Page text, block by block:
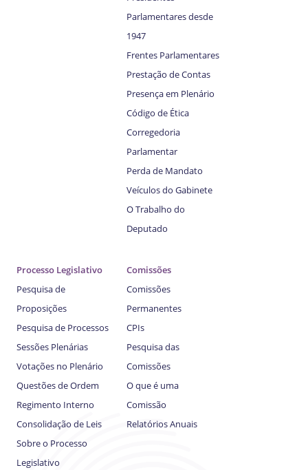
Parlamentares desde
1947
Frentes Parlamentares
Prestação de Contas
Presença em Plenário
Código de Ética
Corregedoria
Parlamentar
Perda de Mandato
Veículos do Gabinete
O Trabalho do
Deputado
Processo Legislativo
Pesquisa de
Proposições
Pesquisa de Processos
Sessões Plenárias
Votações no Plenário
Questões de Ordem
Regimento Interno
Consolidação de Leis
Sobre o Processo
Legislativo
Comissões
Comissões
Permanentes
CPIs
Pesquisa das
Comissões
O que é uma
Comissão
Relatórios Anuais